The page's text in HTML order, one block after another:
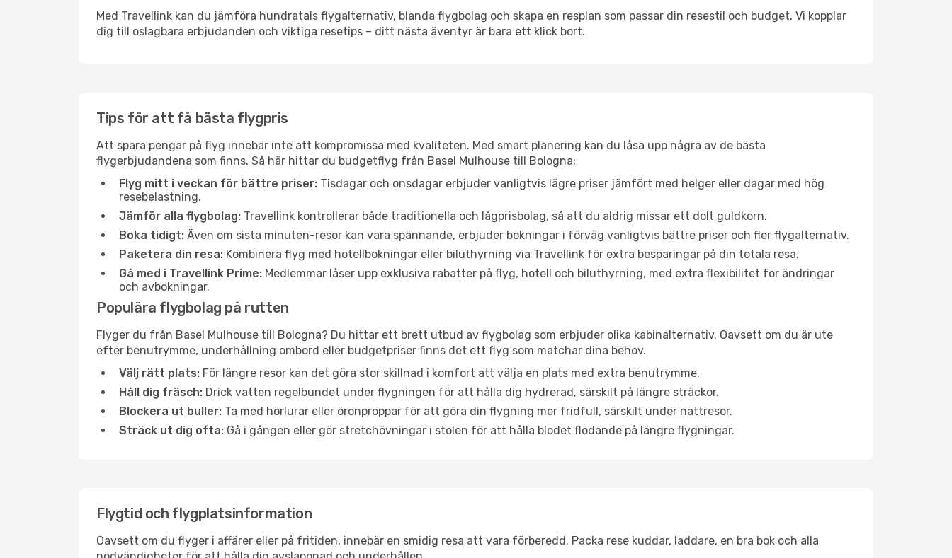
Med Travellink kan du jämföra hundratals flygalternativ, blanda flygbolag och skapa en resplan som passar din resestil och budget. Vi kopplar
dig till oslagbara erbjudanden och viktiga resetips – ditt nästa äventyr är bara ett klick bort.
Tips för att få bästa flygpris
Att spara pengar på flyg innebär inte att kompromissa med kvaliteten. Med smart planering kan du låsa upp några av de bästa
flygerbjudandena som finns. Så här hittar du budgetflyg från Basel Mulhouse till Bologna:
Flyg mitt i veckan för bättre priser: Tisdagar och onsdagar erbjuder vanligtvis lägre priser jämfört med helger eller dagar med hög
resebelastning.
Jämför alla flygbolag: Travellink kontrollerar både traditionella och lågprisbolag, så att du aldrig missar ett dolt guldkorn.
Boka tidigt: Även om sista minuten-resor kan vara spännande, erbjuder bokningar i förväg vanligtvis bättre priser och fler flygalternativ.
Paketera din resa: Kombinera flyg med hotellbokningar eller biluthyrning via Travellink för extra besparingar på din totala resa.
Gå med i Travellink Prime: Medlemmar låser upp exklusiva rabatter på flyg, hotell och biluthyrning, med extra flexibilitet för ändringar
och avbokningar.
Populära flygbolag på rutten
Flyger du från Basel Mulhouse till Bologna? Du hittar ett brett utbud av flygbolag som erbjuder olika kabinalternativ. Oavsett om du är ute
efter benutrymme, underhållning ombord eller budgetpriser finns det ett flyg som matchar dina behov.
Välj rätt plats: För längre resor kan det göra stor skillnad i komfort att välja en plats med extra benutrymme.
Håll dig fräsch: Drick vatten regelbundet under flygningen för att hålla dig hydrerad, särskilt på längre sträckor.
Blockera ut buller: Ta med hörlurar eller öronproppar för att göra din flygning mer fridfull, särskilt under nattresor.
Sträck ut dig ofta: Gå i gången eller gör stretchövningar i stolen för att hålla blodet flödande på längre flygningar.
Flygtid och flygplatsinformation
Oavsett om du flyger i affärer eller på fritiden, innebär en smidig resa att vara förberedd. Packa rese kuddar, laddare, en bra bok och alla